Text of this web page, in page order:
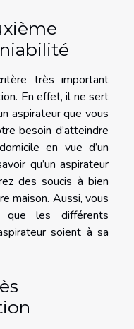
très important
En effet, il ne sert
aspirateur que vous
besoin d’atteindre
en vue d’un
qu’un aspirateur
des soucis à bien
maison. Aussi, vous
les différents
soient à sa